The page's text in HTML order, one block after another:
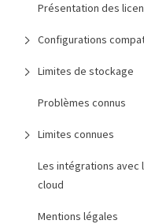
Présentation des
Configurations
Limites de stockage
Problèmes connus
Limites connues
Les intégrations avec
cloud
Mentions légales